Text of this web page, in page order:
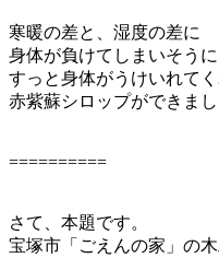
寒暖の差と、湿度の差に
身体が負けてしまいそうに
すっと身体がうけいれてく
赤紫蘇シロップができまし
==========
さて、本題です。
宝塚市「ごえんの家」の木